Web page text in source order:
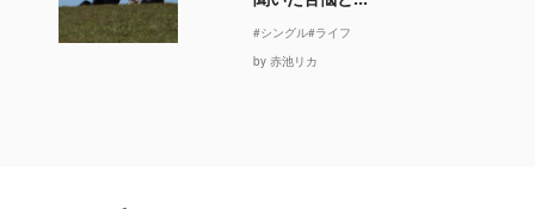
#シングル#ライフ
by 赤池リカ